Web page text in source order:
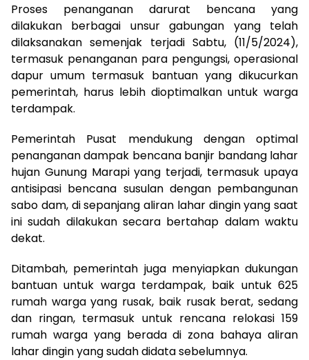
Proses penanganan darurat bencana yang
dilakukan berbagai unsur gabungan yang telah
dilaksanakan semenjak terjadi Sabtu, (11/5/2024),
termasuk penanganan para pengungsi, operasional
dapur umum termasuk bantuan yang dikucurkan
pemerintah, harus lebih dioptimalkan untuk warga
terdampak.
Pemerintah Pusat mendukung dengan optimal
penanganan dampak bencana banjir bandang lahar
hujan Gunung Marapi yang terjadi, termasuk upaya
antisipasi bencana susulan dengan pembangunan
sabo dam, di sepanjang aliran lahar dingin yang saat
ini sudah dilakukan secara bertahap dalam waktu
dekat.
Ditambah, pemerintah juga menyiapkan dukungan
bantuan untuk warga terdampak, baik untuk 625
rumah warga yang rusak, baik rusak berat, sedang
dan ringan, termasuk untuk rencana relokasi 159
rumah warga yang berada di zona bahaya aliran
lahar dingin yang sudah didata sebelumnya.